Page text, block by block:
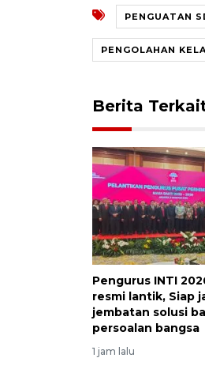
PENGUATAN
PENGOLAHAN
Berita
Pengurus INTI
resmi lantik, Siap
jembatan solusi
persoalan bangsa
1 jam lalu